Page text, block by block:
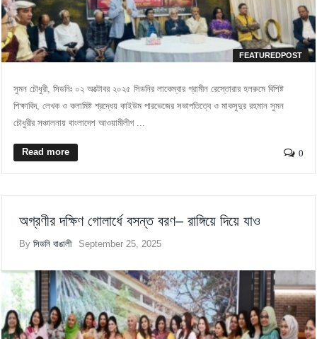
FEATUREDPOST
সুমন চৌধুরী, সিডনিঃ ০২ অক্টোবর ২০২৫ সিডনির লাকেম্বার গ্রামীন রেস্তোরার হলরুমে বিশিষ্ট
শিক্ষাবিদ, লেখক ও কলামিষ্ট শ্রদ্ধেয় কাইউম পারভেজের সভাপতিত্বে ও মাকসুদুর রহমান সুমন
চৌধুরীর সঞ্চালনায় বাংলাদেশ আওয়ামীলীগ ...
Read more 0
অগ্রণীর দক্ষিণ গোলার্ধে বসন্ত বরণ– রাঙ্গিয়ে দিয়ে যাও
Byসিডনি বাঙালী September 25, 2025